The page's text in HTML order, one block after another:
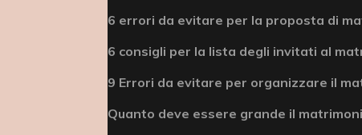
6 errori da evitare per la proposta di
6 consigli per la lista degli invitati al
9 Errori da evitare per organizzare il
Quanto deve essere grande il